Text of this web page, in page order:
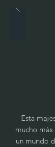
Esta
mucho
un mundo